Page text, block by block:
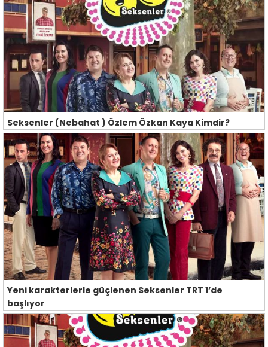
Seksenler (Nebahat ) Özlem Özkan Kaya Kimdir?
Yeni karakterlerle güçlenen Seksenler TRT 1’de
başlıyor